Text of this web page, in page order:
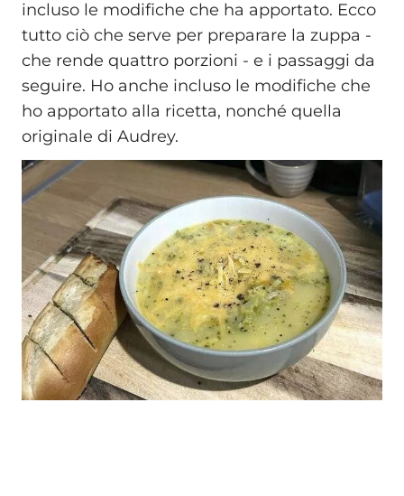
incluso le modifiche che ha apportato. Ecco
tutto ciò che serve per preparare la zuppa -
che rende quattro porzioni - e i passaggi da
seguire. Ho anche incluso le modifiche che
ho apportato alla ricetta, nonché quella
originale di Audrey.